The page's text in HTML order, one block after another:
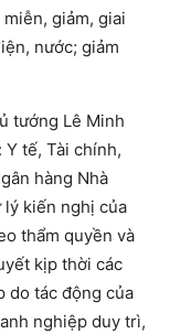
giảm, giai
nước; giảm
tướng Lê Minh
tế, Tài chính,
hàng Nhà
lý kiến nghị của
thẩm quyền và
kịp thời các
do tác động của
nghiệp duy trì,